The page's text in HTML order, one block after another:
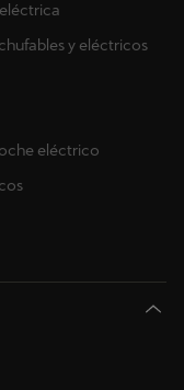
y eléctricos
eléctrico